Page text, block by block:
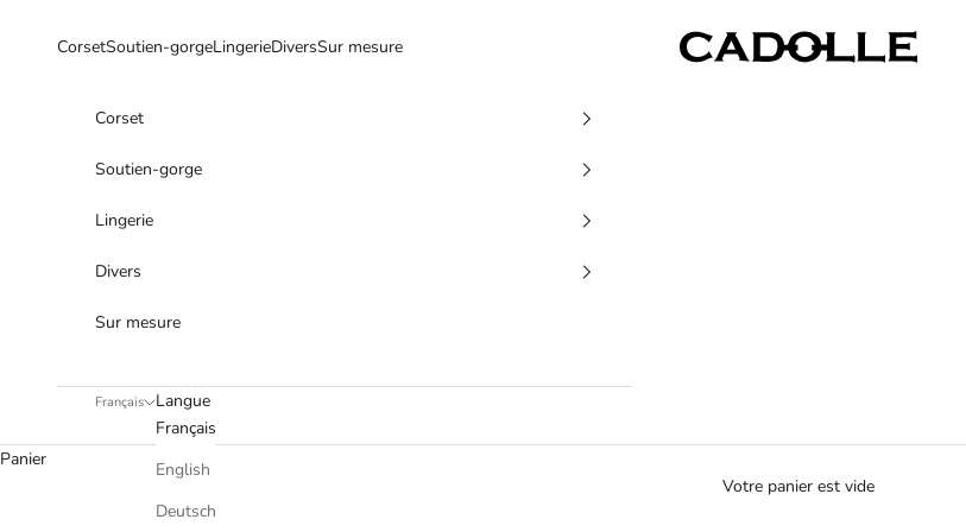
Cadolle
CorsetSoutien-gorgeLingerieDiversSur mesure
Corset
Soutien-gorge
Lingerie
Divers
Sur mesure
Français
Langue
Français
English
Deutsch
Panier
Votre panier est vide